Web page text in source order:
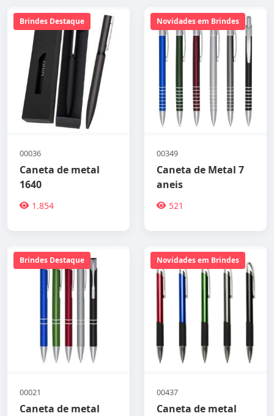
Brindes Destaque
00036
Caneta de metal
1640
1.854
Novidades em Brindes
00349
Caneta de Metal 7
aneis
521
Brindes Destaque
00021
Caneta de metal
Novidades em Brindes
00437
Caneta de metal